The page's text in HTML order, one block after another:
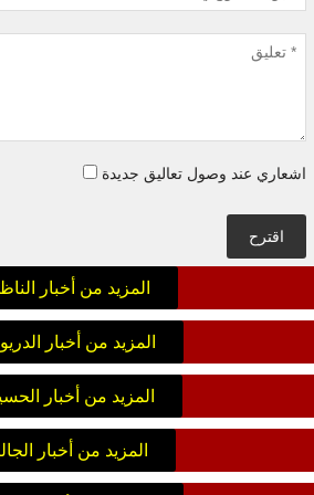
اشعاري عند وصول تعاليق جديدة
اقترح
المزيد من أخبار
المزيد من أخبار
المزيد من أخبار
المزيد من أخبار